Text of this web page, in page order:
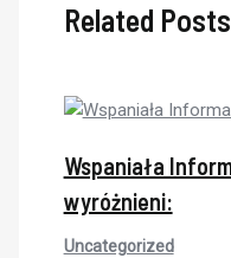
Related Posts
Wspaniała
wyróżnieni:
Uncategorized